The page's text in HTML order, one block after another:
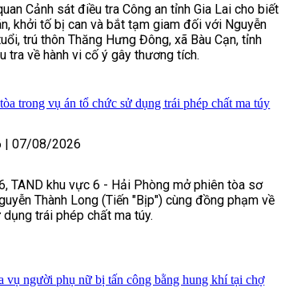
Cảnh sát điều tra Công an tỉnh Gia Lai cho biết
khởi tố bị can và bắt tạm giam đối với Nguyễn
trú thôn Thăng Hưng Đông, xã Bàu Cạn, tỉnh
tra về hành vi cố ý gây thương tích.
trong vụ án tổ chức sử dụng trái phép chất ma túy
07/08/2026
TAND khu vực 6 - Hải Phòng mở phiên tòa sơ
Thành Long (Tiến "Bịp") cùng đồng phạm về
trái phép chất ma túy.
vụ người phụ nữ bị tấn công bằng hung khí tại chợ